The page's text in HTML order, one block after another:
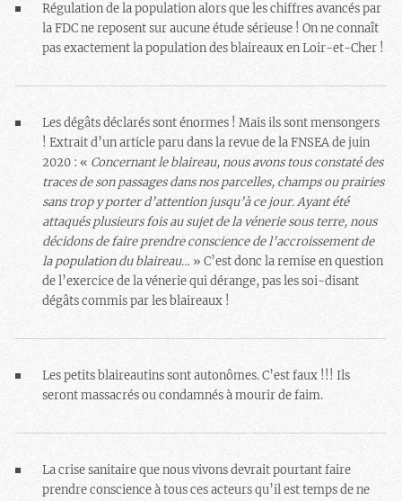
Régulation de la populationalors que les chiffres avancés par
la FDC ne reposent sur aucune étude sérieuse ! On ne connaît
pas exactement la population des blaireaux en Loir-et-Cher !
Les dégâts déclarés sont énormes ! Mais ils sont mensongers
!Extrait d’un article paru dans la revue de la FNSEA de juin
2020 : « Concernant le blaireau, nous avons tous constaté des
traces de son passages dans nos parcelles, champs ou prairies
sans trop y porter d’attention jusqu’à ce jour. Ayant été
attaqués plusieurs fois au sujet de la vénerie sous terre, nous
décidons de faire prendre conscience de l’accroissement de
la population du blaireau… »C’est donc la remise en question
de l’exercice de la vénerie qui dérange, pas les soi-disant
dégâts commis par les blaireaux !
Les petits blaireautins sont autonômes. C’est faux !!! Ils
seront massacrés ou condamnés à mourir de faim.
La crise sanitaire que nous vivons devrait pourtant faire
prendre conscience à tous ces acteurs qu’il est temps de ne